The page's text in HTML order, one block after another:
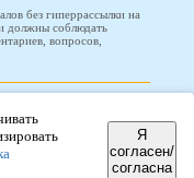
без гиперрассылки на
должны соблюдать
вопросов,
ООО "Проводник"
Я
согласен/
согласна